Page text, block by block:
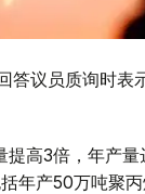
答议员质询时
高3倍，年产
年产50万吨聚